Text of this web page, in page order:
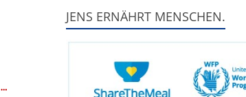
JENS ERNÄHRT MENSCHEN.